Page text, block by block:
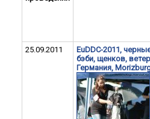
25.09.2011
EuDDC-2011,
бэби, щенков,
Германия,